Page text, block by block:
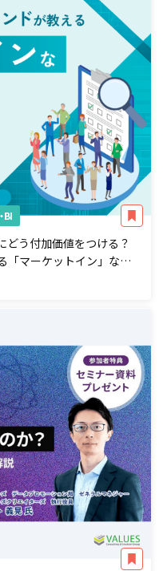
BI
どう付加価値をつける？
「マーケットイン」な商